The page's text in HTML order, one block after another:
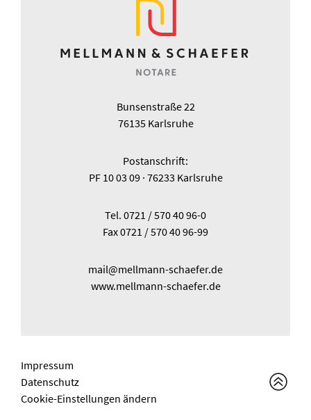
Bunsenstraße 22
76135 Karlsruhe
Postanschrift:
PF 10 03 09 · 76233 Karlsruhe
Tel. 0721 / 570 40 96-0
Fax 0721 / 570 40 96-99
mail@mellmann-schaefer.de
www.mellmann-schaefer.de
Impressum
Datenschutz
Cookie-Einstellungen ändern